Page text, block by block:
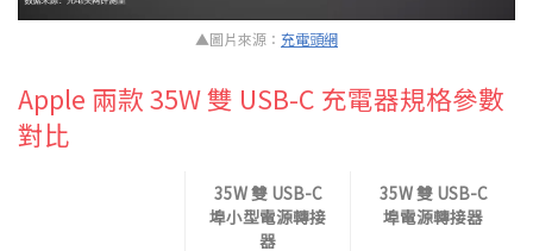
▲圖片來源： 充電頭網
Apple 兩款 35W 雙 USB-C 充電器規格參數
對比
35W 雙 USB-C
埠小型電源轉接
器
35W 雙 USB-C
埠電源轉接器